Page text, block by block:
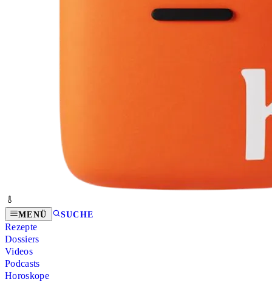
MENÜ SUCHE
Rezepte
Dossiers
Videos
Podcasts
Horoskope